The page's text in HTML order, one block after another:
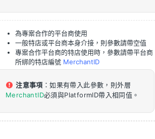
為專案合作的平台商使用
一般特店或平台商本身介接，則參數請帶空值
專案合作平台商的特店使用時，參數請帶平台商
所綁的特店編號 MerchantID
注意事項 ：如果有帶入此參數，則外層
MerchantID必須與PlatformID帶入相同值。